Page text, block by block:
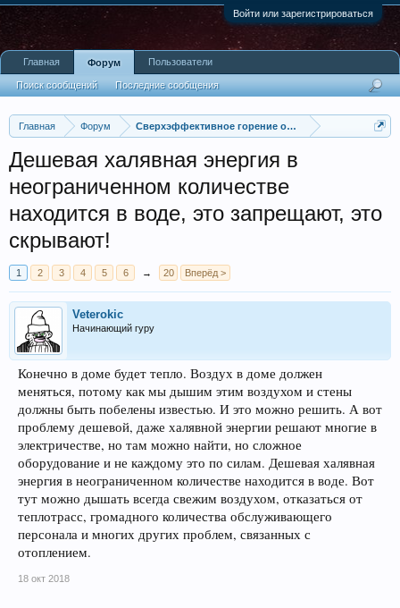
Войти или зарегистрироваться
Главная Форум Сверхэффективное горение органического топлива
Дешевая халявная энергия в
неограниченном количестве
находится в воде, это запрещают, это
скрывают!
1 2 3 4 5 6 → 20 Вперёд >
Veterokic
Начинающий гуру
Конечно в доме будет тепло. Воздух в доме должен
меняться, потому как мы дышим этим воздухом и стены
должны быть побелены известью. И это можно решить. А вот
проблему дешевой, даже халявной энергии решают многие в
электричестве, но там можно найти, но сложное
оборудование и не каждому это по силам. Дешевая халявная
энергия в неограниченном количестве находится в воде. Вот
тут можно дышать всегда свежим воздухом, отказаться от
теплотрасс, громадного количества обслуживающего
персонала и многих других проблем, связанных с
отоплением.
18 окт 2018
Главная Форум
Поиск сообщений Последние сообщения
Пользователи